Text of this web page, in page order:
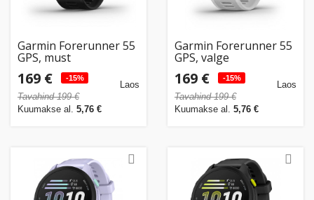
Garmin Forerunner 55
GPS, must
169 € -15%
Tavahind 199 €
Kuumakse al. 5,76 €
Laos
Garmin Forerunner 55
GPS, valge
169 € -15%
Tavahind 199 €
Kuumakse al. 5,76 €
Laos